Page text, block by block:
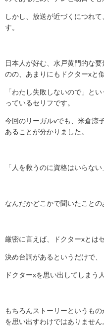
しかし、放送が近づくにつれ
す。
日本人が好む、水戸黄門的な
のの、あまりにもドクターxと
「わたし失敗しないので」と
っているセリフです。
今回のリーガルvでも、米倉涼
あることが分かりました。
「人を救うのに資格はいらない
なんだかどこかで聞いたことの
厳密に言えば、ドクターxとは
決め台詞があるというだけで、
ドクターxを思い出してしまう
もちろんストーリーというも
を思い出すわけではありません